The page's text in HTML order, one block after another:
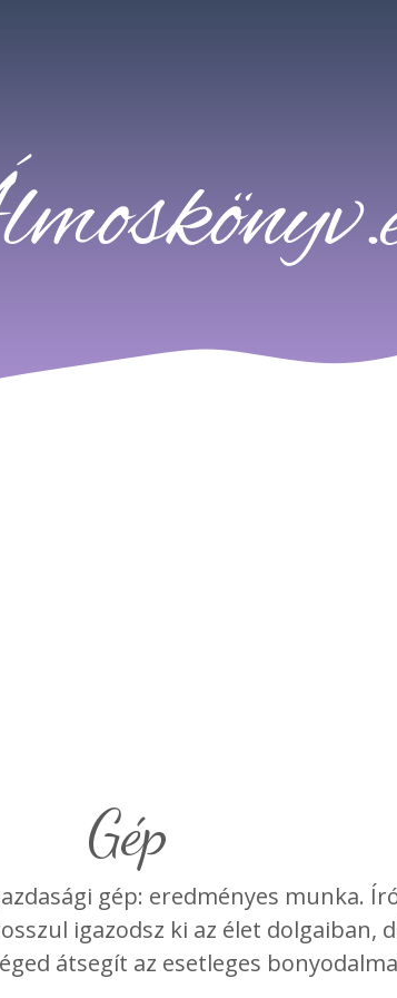
gép
gép: eredményes munka.
igazodsz ki az élet dolgaiban,
átsegít az esetleges